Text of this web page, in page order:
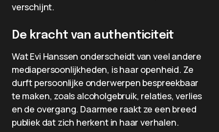
verschijnt.
De kracht van authenticiteit
Wat Evi Hanssen onderscheidt van veel andere
mediapersoonlijkheden, is haar openheid. Ze
durft persoonlijke onderwerpen bespreekbaar
te maken, zoals alcoholgebruik, relaties, verlies
en de overgang. Daarmee raakt ze een breed
publiek dat zich herkent in haar verhalen.